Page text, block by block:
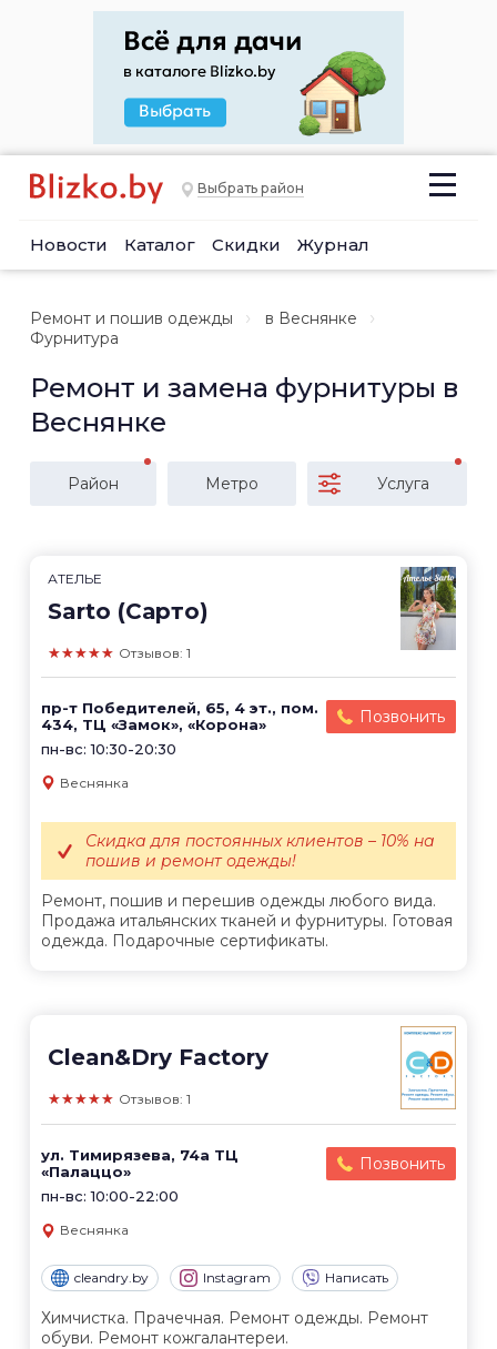
Выбрать район
Новости Каталог Скидки Журнал
Ремонт и пошив одежды
в Веснянке
Фурнитура
Ремонт и замена фурнитуры в
Веснянке
Район Метро Услуга
АТЕЛЬЕ
Sarto (Сарто)
★★★★★ Отзывов: 1
пр-т Победителей, 65, 4 эт., пом.
434, ТЦ «Замок», «Корона»
пн-вс: 10:30-20:30
Позвонить
Веснянка
Ремонт, пошив и перешив одежды любого вида.
Продажа итальянских тканей и фурнитуры. Готовая
одежда. Подарочные сертификаты.
Скидка для постоянных клиентов – 10% на
пошив и ремонт одежды!
Clean&Dry Factory
★★★★★ Отзывов: 1
ул. Тимирязева, 74а ТЦ
«Палаццо»
пн-вс: 10:00-22:00
Позвонить
Веснянка
cleandry.by Instagram Написать
Химчистка. Прачечная. Ремонт одежды. Ремонт
обуви. Ремонт кожгалантереи.